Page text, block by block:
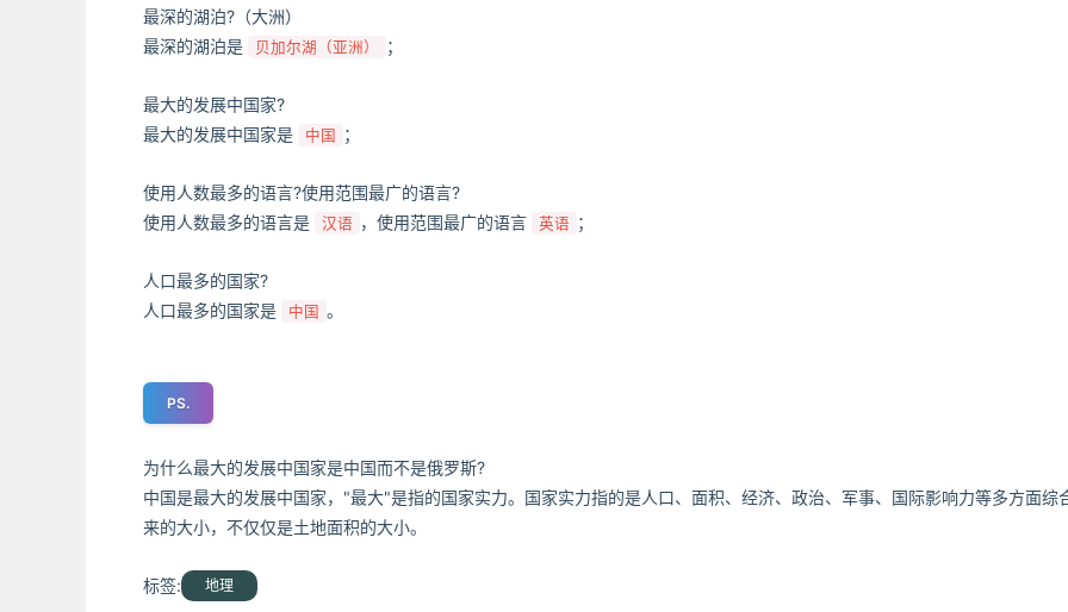
最深的湖泊?（大洲）
最深的湖泊是
贝加尔湖（亚洲） ；
最大的发展中国家?
最大的发展中国家是
中国 ；
使用人数最多的语言?使用范围最广的语言?
使用人数最多的语言是
汉语 ，使用范围最广的语言 英语 ；
人口最多的国家?
人口最多的国家是
中国 。
PS.
为什么最大的发展中国家是中国而不是俄罗斯?
中国是最大的发展中国家，"最大"是指的国家实力。国家实力指的是人口、面积、经济、政治、军事、国际影响力等多方面综
来的大小，不仅仅是土地面积的大小。
标签: 地理